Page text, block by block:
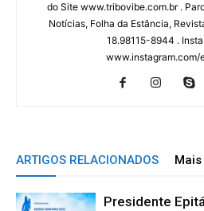
do Site www.tribovibe.com.br .
Notícias, Folha da Estância,
18.98115-8944 .
www.instagram.com/
ARTIGOS RELACIONADOS
Presidente